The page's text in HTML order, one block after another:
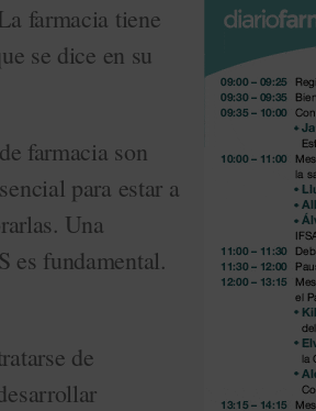
farmacia tiene
se dice en su
farmacia son
para estar a
Una
es fundamental.
de